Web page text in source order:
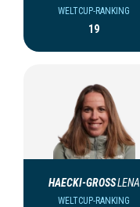
WELTCUP-RANKING
19
HAECKI-GROSSLENA
WELTCUP-RANKING